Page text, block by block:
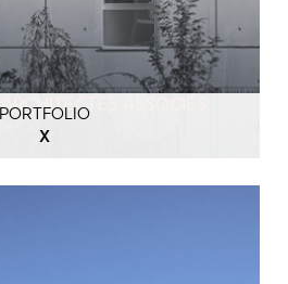
PORTFOLIO
X